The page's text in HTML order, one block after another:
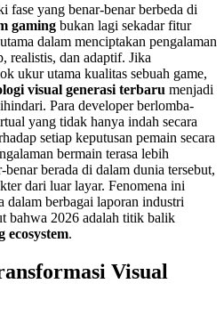
fase yang benar-benar berbeda di
gaming bukan lagi sekadar fitur
dalam menciptakan pengalaman
realistis, dan adaptif. Jika
ukur utama kualitas sebuah game,
visual generasi terbaru menjadi
Para developer berlomba-
yang tidak hanya indah secara
setiap keputusan pemain secara
bermain terasa lebih
berada di dalam dunia tersebut,
dari luar layar. Fenomena ini
dalam berbagai laporan industri
bahwa 2026 adalah titik balik
ecosystem.
Visual